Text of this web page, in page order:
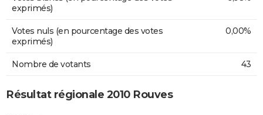
exprimés)
Votes nuls (en pourcentage des votes
exprimés)
0,00%
Nombre de votants 43
Résultat régionale 2010 Rouves